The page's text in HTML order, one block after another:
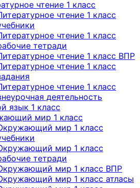
чтение 1 класс
чтение 1 класс
чтение 1 класс
тетради
чтение 1 класс ВПР
чтение 1 класс
чтение 1 класс
деятельность
язык 1 класс
мир 1 класс
мир 1 класс
мир 1 класс
тетради
мир 1 класс ВПР
мир 1 класс атласы